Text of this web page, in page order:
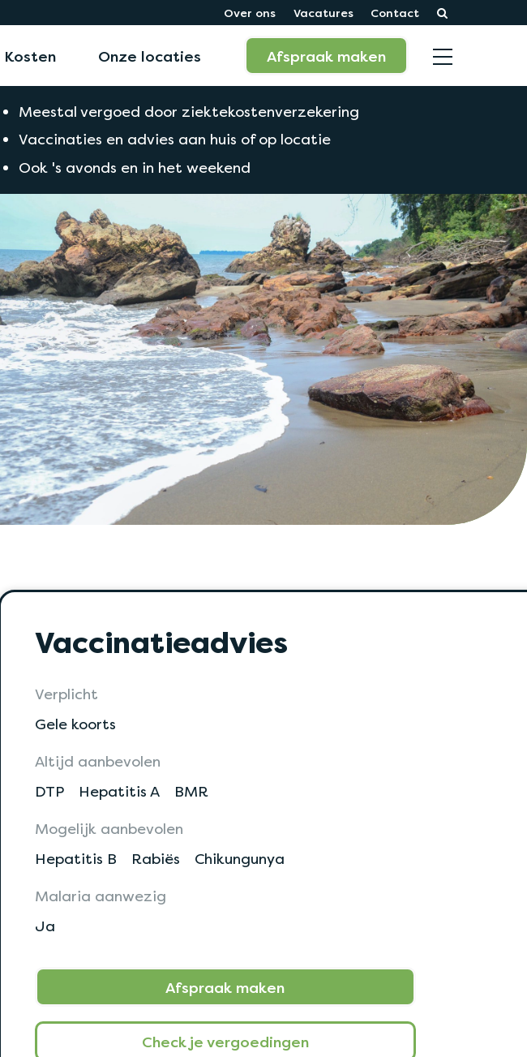
Over ons Vacatures Contact
Kosten Onze locaties Afspraak maken
Meestal vergoed door ziektekostenverzekering
Vaccinaties en advies aan huis of op locatie
Ook 's avonds en in het weekend
Vaccinatieadvies
Verplicht
Gele koorts
Altijd aanbevolen
DTP
Hepatitis A
BMR
Mogelijk aanbevolen
Hepatitis B
Rabiës
Chikungunya
Malaria aanwezig
Ja
Afspraak maken
Check je vergoedingen